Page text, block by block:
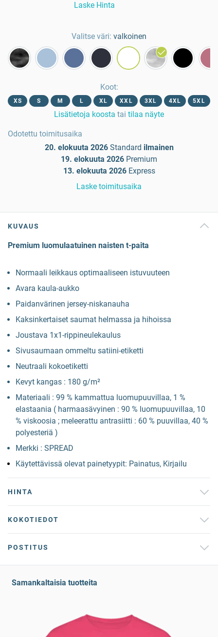
Laske Hinta
Valitse väri: valkoinen
Koot:
XS S M L XL XXL 3XL 4XL 5XL
Lisätietoja koosta tai tilaa näyte
Odotettu toimitusaika
20. elokuuta 2026 Standard ilmainen
19. elokuuta 2026 Premium
13. elokuuta 2026 Express
Laske toimitusaika
KUVAUS
Premium luomulaatuinen naisten t-paita
Normaali leikkaus optimaaliseen istuvuuteen
Avara kaula-aukko
Paidanvärinen jersey-niskanauha
Kaksinkertaiset saumat helmassa ja hihoissa
Joustava 1x1-rippineulekaulus
Sivusaumaan ommeltu satiini-etiketti
Neutraali kokoetiketti
Kevyt kangas : 180 g/m²
Materiaali : 99 % kammattua luomupuuvillaa, 1 %
elastaania ( harmaasävyinen : 90 % luomupuuvillaa, 10
% viskoosia ; meleerattu antrasiitti : 60 % puuvillaa, 40 %
polyesteriä )
Merkki : SPREAD
Käytettävissä olevat painetyypit: Painatus, Kirjailu
HINTA
KOKOTIEDOT
POSTITUS
Samankaltaisia tuotteita